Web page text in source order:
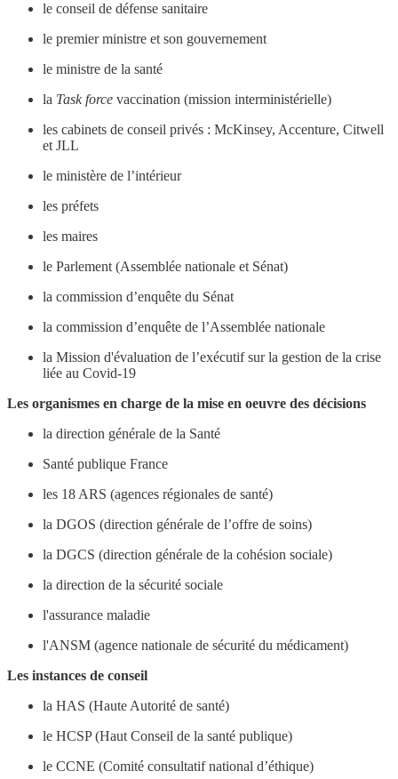
le conseil de défense sanitaire
le premier ministre et son gouvernement
le ministre de la santé
la Task force vaccination (mission interministérielle)
les cabinets de conseil privés : McKinsey, Accenture, Citwell
et JLL
le ministère de l’intérieur
les préfets
les maires
le Parlement (Assemblée nationale et Sénat)
la commission d’enquête du Sénat
la commission d’enquête de l’Assemblée nationale
la Mission d'évaluation de l’exécutif sur la gestion de la crise
liée au Covid-19
Les organismes en charge de la mise en oeuvre des décisions
la direction générale de la Santé
Santé publique France
les 18 ARS (agences régionales de santé)
la DGOS (direction générale de l’offre de soins)
la DGCS (direction générale de la cohésion sociale)
la direction de la sécurité sociale
l'assurance maladie
l'ANSM (agence nationale de sécurité du médicament)
Les instances de conseil
la HAS (Haute Autorité de santé)
le HCSP (Haut Conseil de la santé publique)
le CCNE (Comité consultatif national d’éthique)